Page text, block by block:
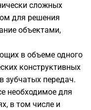
сложных
для решения
объектами,
в объеме одного
конструктивных
зубчатых передач.
необходимое для
в том числе и